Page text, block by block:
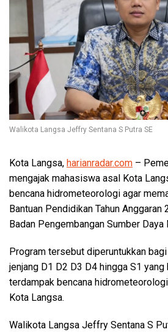
Walikota Langsa Jeffry Sentana S Putra SE
Kota Langsa, harianradar.com –
mengajak mahasiswa asal Kota
bencana hidrometeorologi agar
Bantuan Pendidikan Tahun
Badan Pengembangan Sumber Daya
Program tersebut diperuntukkan
jenjang D1 D2 D3 D4 hingga S1
terdampak bencana
Kota Langsa.
Walikota Langsa Jeffry Sentana S